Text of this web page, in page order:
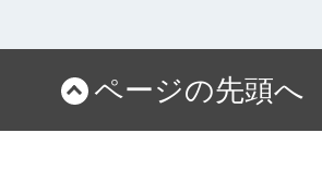
ページの先頭へ